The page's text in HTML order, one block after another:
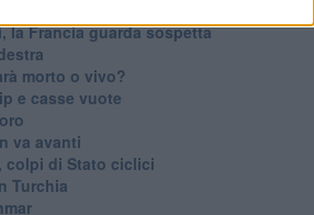
la Francia guarda sospetta
morto o vivo?
e casse vuote
va avanti
colpi di Stato ciclici
Turchia